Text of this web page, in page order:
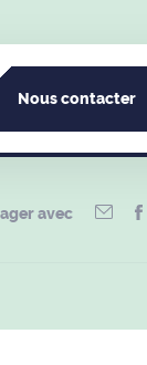
Nous contacter
avec